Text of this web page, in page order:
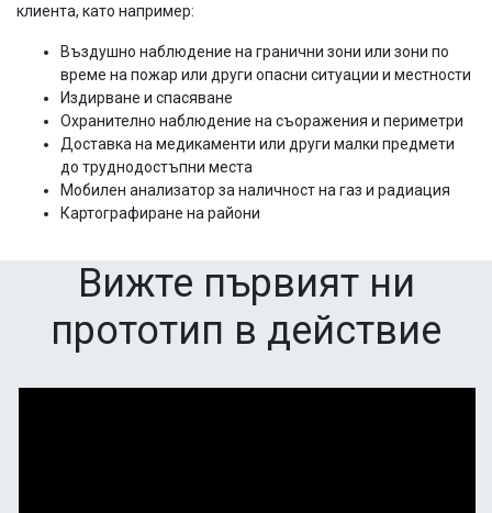
клиента, като например:
Въздушно наблюдение на гранични зони или зони по
време на пожар или други опасни ситуации и местности
Издирване и спасяване
Охранително наблюдение на съоражения и периметри
Доставка на медикаменти или други малки предмети
до труднодостъпни места
Мобилен анализатор за наличност на газ и радиация
Картографиране на райони
Вижте първият ни
прототип в действие